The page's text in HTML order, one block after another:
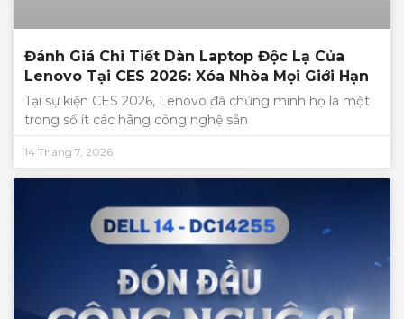
Đánh Giá Chi Tiết Dàn Laptop Độc Lạ Của
Lenovo Tại CES 2026: Xóa Nhòa Mọi Giới Hạn
Tại sự kiện CES 2026, Lenovo đã chứng minh họ là một
trong số ít các hãng công nghệ sẵn
14 Tháng 7, 2026